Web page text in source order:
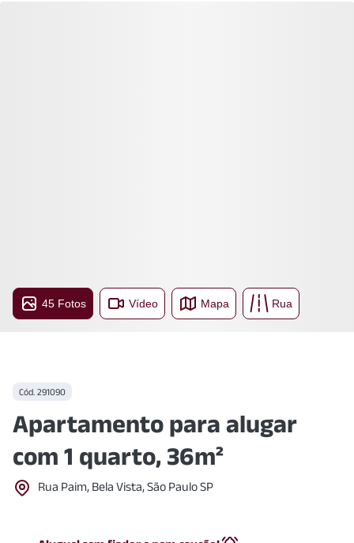
45 Fotos Vídeo Mapa Rua
Cód. 291090
Apartamento para alugar
com 1 quarto, 36m²
Rua Paim, Bela Vista, São Paulo SP